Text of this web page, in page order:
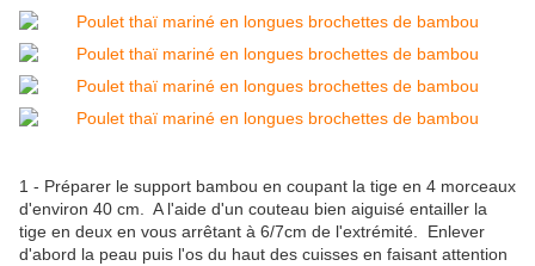
1 - Préparer le support bambou en coupant la tige en 4 morceaux
d'environ 40 cm. A l'aide d'un couteau bien aiguisé entailler la
tige en deux en vous arrêtant à 6/7cm de l'extrémité. Enlever
d'abord la peau puis l'os du haut des cuisses en faisant attention